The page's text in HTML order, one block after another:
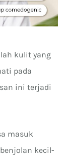
kulit yang
pada
ini terjadi
masuk
kecil-